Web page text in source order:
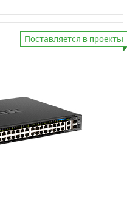
Поставляется в проекты